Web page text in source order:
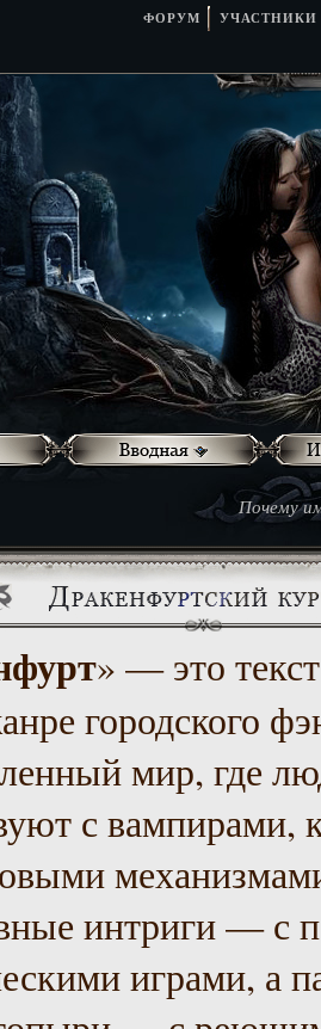
ФОРУМ УЧАСТНИКИ
Почему
» — это
городского
мир, где
с вампирами,
интриги — с
играми, а